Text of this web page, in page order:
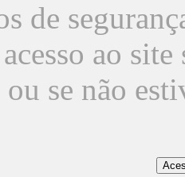
de
ao
ou se não